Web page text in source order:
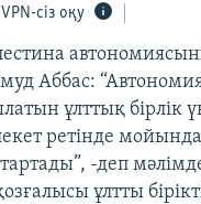
VPN-сіз оқу
Аббас:
ұлттық бірлік
ретінде
-деп
ұлтты